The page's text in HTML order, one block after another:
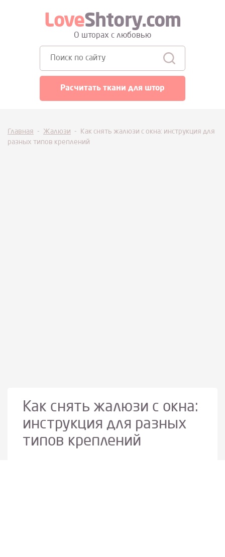
LoveShtory.com
О шторах с любовью
Расчитать ткани для штор
Главная - Жалюзи -
Как снять жалюзи с окна: инструкция для
разных типов креплений
Как снять жалюзи с окна:
инструкция для разных
типов креплений